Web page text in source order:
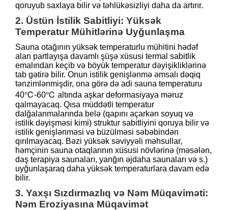
qoruyub saxlaya bilir və təhlükəsizliyi daha da artırır.
2. Üstün İstilik Sabitliyi: Yüksək
Temperatur Mühitlərinə Uyğunlaşma
Sauna otağının yüksək temperaturlu mühitini hədəf
alan partlayışa davamlı şüşə xüsusi termal sabitlik
emalından keçib və böyük temperatur dəyişikliklərinə
tab gətirə bilir. Onun istilik genişlənmə əmsalı dəqiq
tənzimlənmişdir, ona görə də adi sauna temperaturu
40℃-60℃ altında aşkar deformasiyaya məruz
qalmayacaq. Qısa müddətli temperatur
dalğalanmalarında belə (qapını açarkən soyuq və
istilik dəyişməsi kimi) struktur sabitliyini qoruya bilir və
istilik genişlənməsi və büzülməsi səbəbindən
qırılmayacaq. Bəzi yüksək səviyyəli məhsullar,
həmçinin sauna otaqlarının xüsusi növlərinə (məsələn,
daş terapiya saunaları, yanğın əjdaha saunaları və s.)
uyğunlaşaraq daha yüksək temperaturlara davam edə
bilir.
3. Yaxşı Sızdırmazlıq və Nəm Müqaviməti:
Nəm Eroziyasına Müqavimət